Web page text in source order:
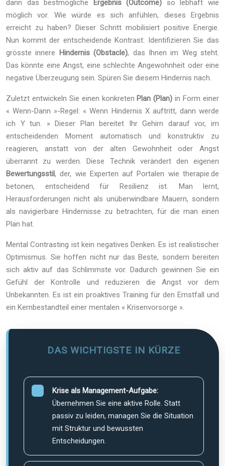
dann das bestmögliche Ergebnis (Outcome) so lebhaft wie
möglich vor. Wie würde es sich anfühlen, dieses Ergebnis
erreicht zu haben? Dieser Schritt mobilisiert positive Energie.
Nun kommt der entscheidende Kontrast: Identifizieren Sie das
grösste innere Hindernis (Obstacle), das Ihnen im Weg steht.
Das könnte eine Angst, eine schlechte Angewohnheit oder eine
negative Überzeugung sein. Spüren Sie diesem Hindernis nach.
Zuletzt entwickeln Sie einen konkreten Plan (Plan) in Form einer
« Wenn-Dann »-Regel: « Wenn Hindernis X auftritt, dann werde
ich Y tun. » Dieser Plan bereitet Ihr Gehirn darauf vor, im
entscheidenden Moment automatisch und konstruktiv zu
reagieren, anstatt von der alten Gewohnheit oder Angst
überrannt zu werden. Diese Technik verändert den eigenen
Bewertungsstil, der, wie Experten auf Portalen wie therapie.de
betonen, entscheidend für Resilienz ist. Man lernt,
Herausforderungen nicht als unüberwindbare Mauern, sondern
als navigierbare Hindernisse zu betrachten, für die man einen
Plan hat.
Mental Contrasting ist kein negatives Denken. Es ist realistischer
Optimismus. Sie hoffen nicht nur das Beste, sondern bereiten
sich aktiv auf das Schlimmste vor. Dadurch gewinnen Sie ein
Gefühl der Kontrolle und reduzieren die Angst vor dem
Unbekannten. Es ist ein proaktives Training für den Ernstfall und
ein Kernbestandteil einer mentalen « Krisenvorsorge ».
DAS WICHTIGSTE IN KÜRZE
Krise als Management-Aufgabe:
Übernehmen Sie eine aktive Rolle. Statt
passiv zu leiden, managen Sie die Situation
mit Struktur und bewussten
Entscheidungen.